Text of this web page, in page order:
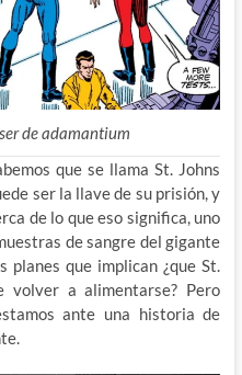
de adamantium
que se llama St. Johns
ser la llave de su prisión, y
de lo que eso significa, uno
de sangre del gigante
planes que implican ¿que St.
volver a alimentarse? Pero
ante una historia de